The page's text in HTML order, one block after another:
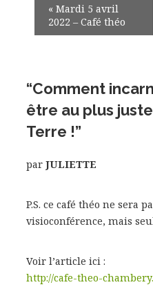
«Mardi 5 avril
2022 – Café théo
“Comment
être au plus
Terre !”
parJULIETTE
P.S. ce café théo ne sera
visioconférence, mais
Voir l’article ici :
http://cafe-theo-